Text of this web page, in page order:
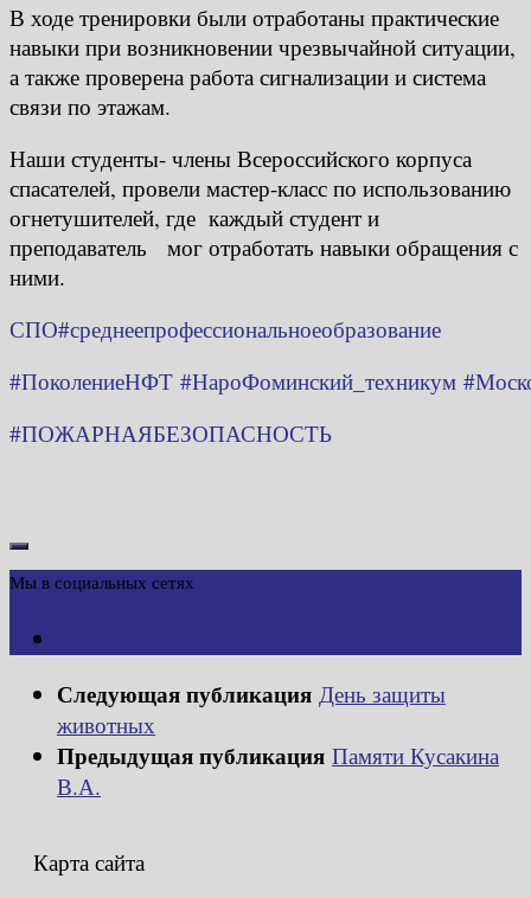
В ходе тренировки были отработаны практические
навыки при возникновении чрезвычайной ситуации,
а также проверена работа сигнализации и система
связи по этажам.
Наши студенты- члены Всероссийского корпуса
спасателей, провели мастер-класс по использованию
огнетушителей, где каждый студент и
преподаватель мог отработать навыки обращения с
ними.
СПО#среднеепрофессиональноеобразование
#ПоколениеНФТ #НароФоминский_техникум
#ПОЖАРНАЯБЕЗОПАСНОСТЬ
Мы в социальных сетях
Следующая публикация День защиты
животных
Предыдущая публикация Памяти Кусакина
В.А.
Карта сайта